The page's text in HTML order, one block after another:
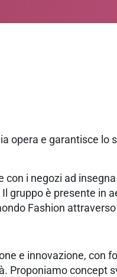
e garantisce lo
con i negozi ad insegna
è presente in
Fashion
e innovazione, con
Proponiamo concept